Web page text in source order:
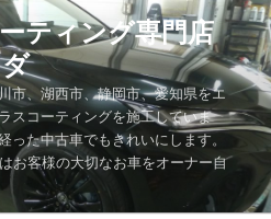
ティング専門店
市、湖西市、静岡市、愛知県をエ
スコーティングを施工していま
った中古車でもきれいにします。
お客様の大切なお車をオーナー自